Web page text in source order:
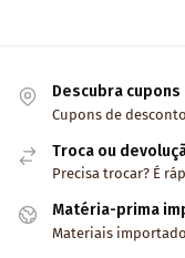
Descubra
Cupons de
Troca ou
Precisa trocar? É
Matéria-prima
Materiais